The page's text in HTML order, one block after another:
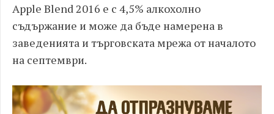
Apple Blend 2016 е с 4,5% алкохолно
съдържание и може да бъде намерена в
заведенията и търговската мрежа от началото
на септември.